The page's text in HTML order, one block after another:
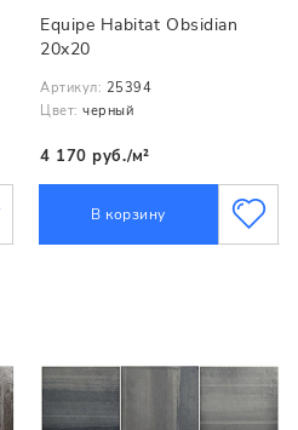
Equipe Habitat Obsidian
20x20
Артикул: 25394
Цвет: черный
4 170 руб./м²
В корзину